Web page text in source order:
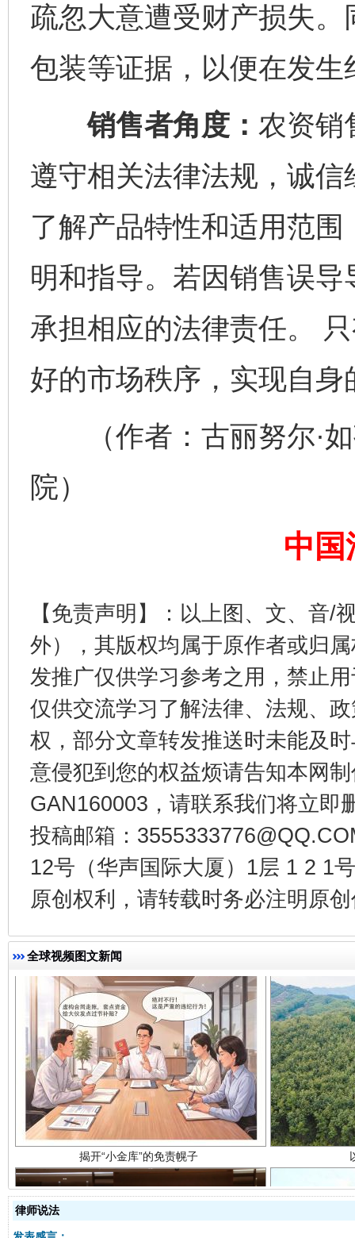
疏忽大意遭受财产损失
包装等证据，以便在发
销售者角度： 农资销
遵守相关法律法规，诚
了解产品特性和适用范
明和指导。若因销售误
承担相应的法律责任。
好的市场秩序，实现自身
（作者：古丽努尔·
院）
中国
【免责声明】：以上图、文、音/
外），其版权均属于原作者或归
发推广仅供学习参考之用，禁止
仅供交流学习了解法律、法规、
权，部分文章转发推送时未能及
意侵犯到您的权益烦请告知本网
GAN160003，请联系我们将立即
投稿邮箱：
12号（华声国际大厦）1层 1 2 1
原创权利，请转载时务必注明原
全球视频图文新闻
东山县通报“牛蛙产品抗生素超标问题” 法
千年窑火 生生不息 一
揭开“小金库”的免责幌子
律师说法